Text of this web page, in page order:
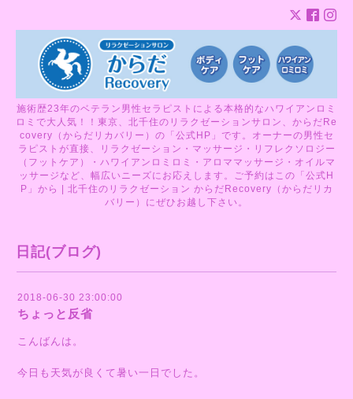
施術歴23年のベテラン男性セラピストによる本格的なハワイアンロミ
ロミで大人気！！東京、北千住のリラクゼーションサロン、からだRe
covery（からだリカバリー）の「公式HP」です。オーナーの男性セ
ラピストが直接、リラクゼーション・マッサージ・リフレクソロジー
（フットケア）・ハワイアンロミロミ・アロママッサージ・オイルマ
ッサージなど、幅広いニーズにお応えします。ご予約はこの「公式H
P」から | 北千住のリラクゼーション からだRecovery（からだリカ
バリー）にぜひお越し下さい。
日記(ブログ)
2018-06-30 23:00:00
ちょっと反省
こんばんは。
今日も天気が良くて暑い一日でした。